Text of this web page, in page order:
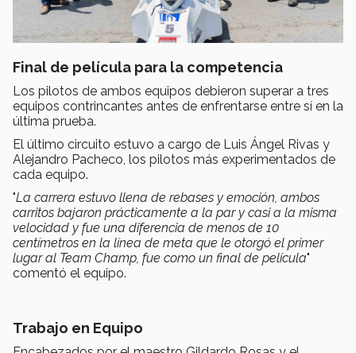
Final de película para la competencia
Los pilotos de ambos equipos debieron superar a tres
equipos contrincantes antes de enfrentarse entre sí en la
última prueba.
El último circuito estuvo a cargo de Luis Ángel Rivas y
Alejandro Pacheco, los pilotos más experimentados de
cada equipo.
"La carrera estuvo llena de rebases y emoción, ambos
carritos bajaron prácticamente a la par y casi a la misma
velocidad y fue una diferencia de menos de 10
centímetros en la línea de meta que le otorgó el primer
lugar al Team Champ, fue como un final de película"
comentó el equipo.
Trabajo en Equipo